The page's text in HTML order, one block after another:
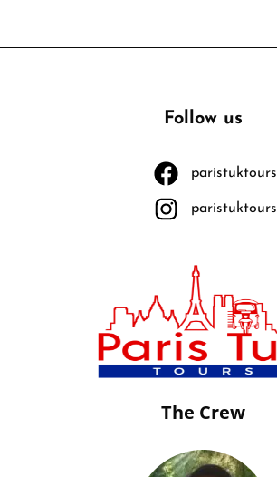
Follow us
paristuktours
paristuktours
The Crew